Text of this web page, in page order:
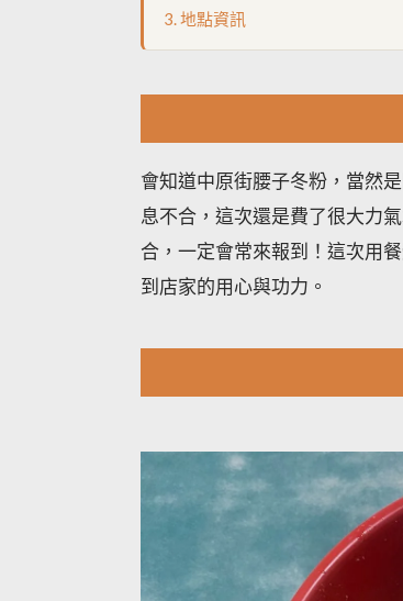
地點資訊
會知道中原街腰子冬粉，當然
息不合，這次還是費了很大力
合，一定會常來報到！這次用
到店家的用心與功力。